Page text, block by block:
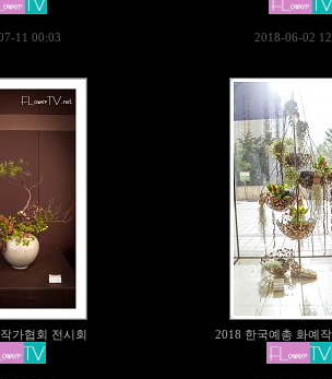
11 00:03 2018-06-02
가협회 전시회 2018 한국예총 화예